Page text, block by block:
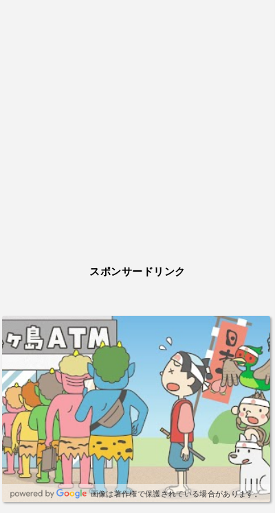
スポンサードリンク
画像は著作権で保護されている場合があります。